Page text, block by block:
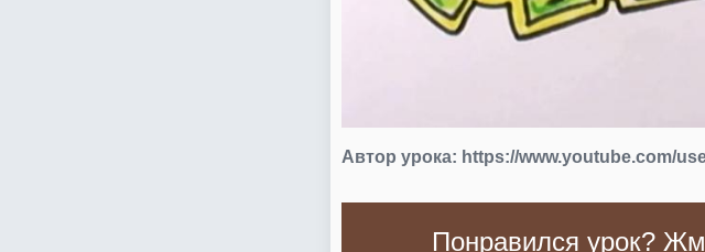
Автор урока: https://www.youtube.com/
Понравился урок?